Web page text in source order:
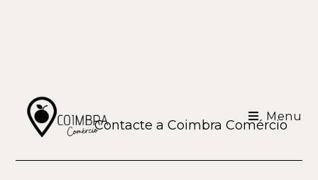
Menu
Contacte a Coimbra Comércio